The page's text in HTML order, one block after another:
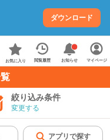
ダウンロード
お気に入り 閲覧履歴 お知らせ マイページ
絞り込み条件
変更する
アプリで探す